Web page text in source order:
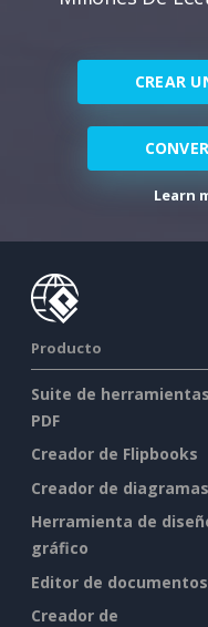
CREAR
Learn
Producto
Suite de herramientas
PDF
Creador de Flipbooks
Creador de diagramas
Herramienta de
gráfico
Editor de documentos
Creador de